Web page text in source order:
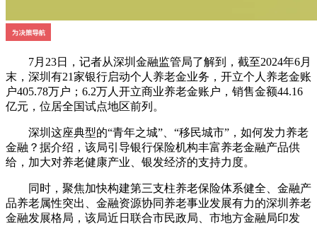
7月23日，记者从深圳金融监管局了解到，截至2024年6月
末，深圳有21家银行启动个人养老金业务，开立个人养老金账
户405.78万户；6.2万人开立商业养老金账户，销售金额44.16
亿元，位居全国试点地区前列。
深圳这座典型的“青年之城”、“移民城市”，如何发力养老
金融？据介绍，该局引导银行保险机构丰富养老金融产品供
给，加大对养老健康产业、银发经济的支持力度。
同时，聚焦加快构建第三支柱养老保险体系健全、金融产
品养老属性突出、金融资源协同养老事业发展有力的深圳养老
金融发展格局，该局近日联合市民政局、市地方金融局印发